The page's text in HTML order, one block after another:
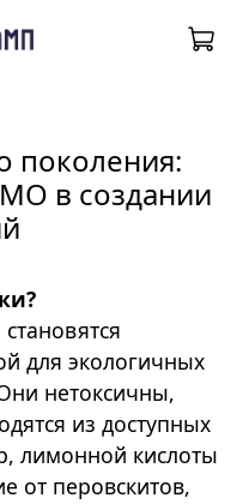
поколения:
в создании
для экологичных
нетоксичны,
из доступных
лимонной кислоты
от перовскитов,